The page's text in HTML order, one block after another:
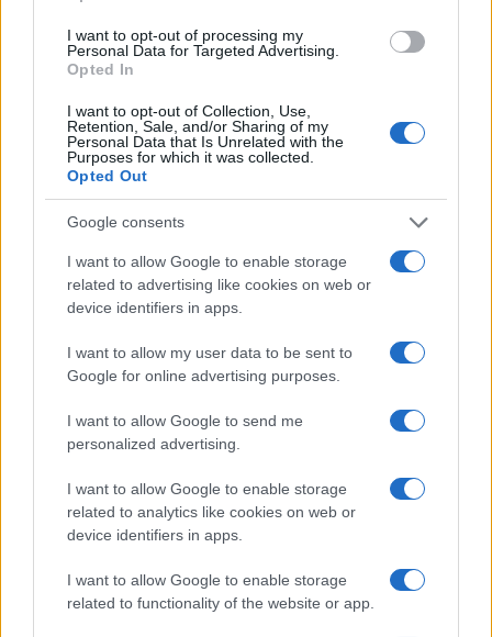
I want to opt-out of processing my
Personal Data for Targeted Advertising.
Opted In
I want to opt-out of Collection, Use,
Retention, Sale, and/or Sharing of my
Personal Data that Is Unrelated with the
Purposes for which it was collected.
Opted Out
Google consents
I want to allow Google to enable storage
related to advertising like cookies on web or
device identifiers in apps.
I want to allow my user data to be sent to
Google for online advertising purposes.
I want to allow Google to send me
personalized advertising.
I want to allow Google to enable storage
related to analytics like cookies on web or
device identifiers in apps.
I want to allow Google to enable storage
related to functionality of the website or app.
ΕΛΛΑΔΑ
24/10/2018 - 18:39
«Καμπανάκι» καθηγητή Λέκκα για τα
μπαζωμένα και μη ποτάμια της Αττικής
για φαινόμενα Μάνδρας στα ποτάμια της
Αττικής σε περίπτωση "μετεωρολογικής
βόμβας"